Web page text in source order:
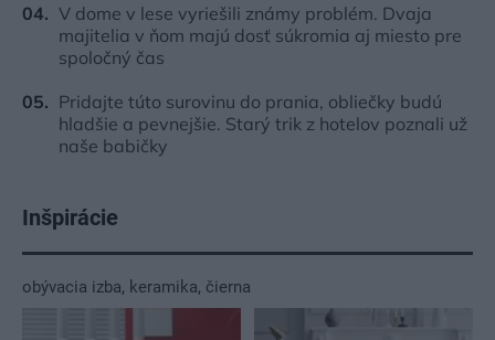
V dome v lese vyriešili známy problém. Dvaja
majitelia v ňom majú dosť súkromia aj miesto pre
spoločný čas
Pridajte túto surovinu do prania, obliečky budú
hladšie a pevnejšie. Starý trik z hotelov poznali už
naše babičky
Inšpirácie
obývacia izba, keramika, čierna